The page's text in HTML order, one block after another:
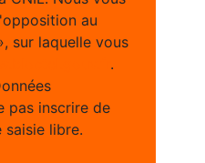
au
sur laquelle vous
.
pas inscrire de
saisie libre.